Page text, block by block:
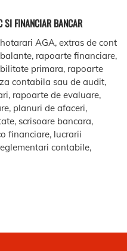
SI FINANCIAR BANCAR
AGA, extras de cont
rapoarte financiare,
primara, rapoarte
contabila sau de audit,
rapoarte de evaluare,
planuri de afaceri,
scrisoare bancara,
financiare, lucrarii
contabile,